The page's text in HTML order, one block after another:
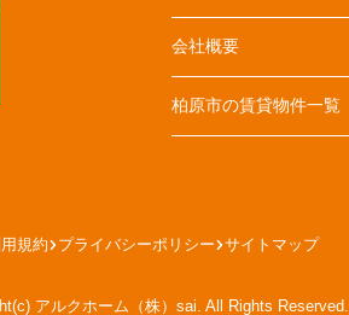
会社概要
柏原市の賃貸物件一覧
規約 プライバシーポリシー サイトマップ
アルクホーム（株）sai. All Rights Reserved.